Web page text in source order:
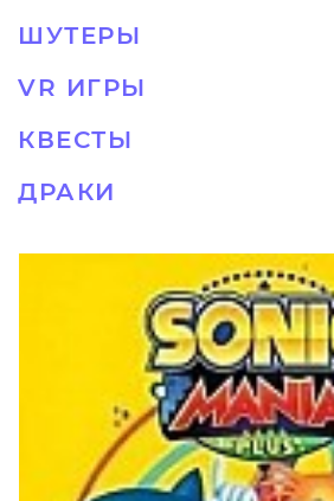
ШУТЕРЫ
VR ИГРЫ
КВЕСТЫ
ДРАКИ